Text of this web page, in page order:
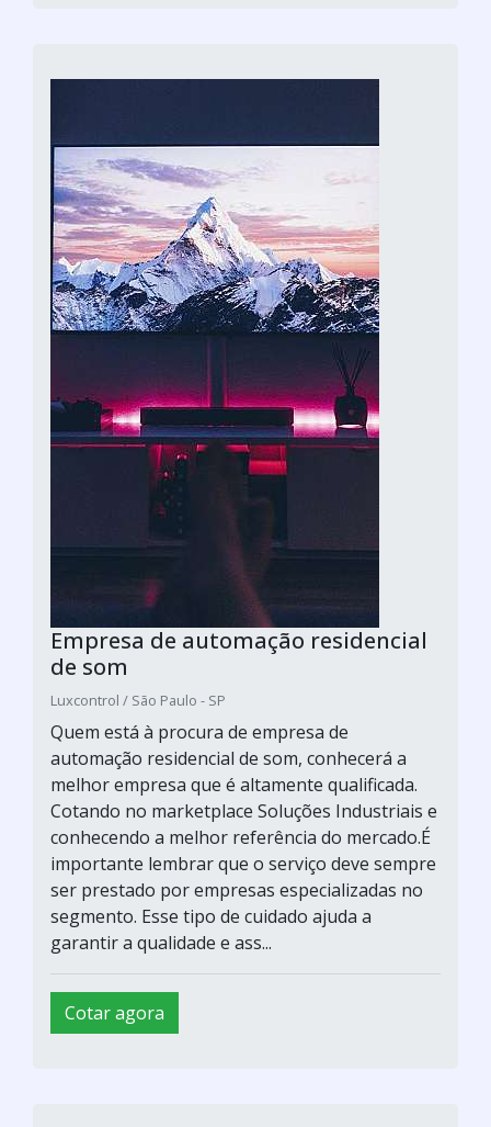
Empresa de automação residencial
de som
Luxcontrol / São Paulo - SP
Quem está à procura de empresa de
automação residencial de som, conhecerá a
melhor empresa que é altamente qualificada.
Cotando no marketplace Soluções Industriais e
conhecendo a melhor referência do mercado.É
importante lembrar que o serviço deve sempre
ser prestado por empresas especializadas no
segmento. Esse tipo de cuidado ajuda a
garantir a qualidade e ass...
Cotar agora